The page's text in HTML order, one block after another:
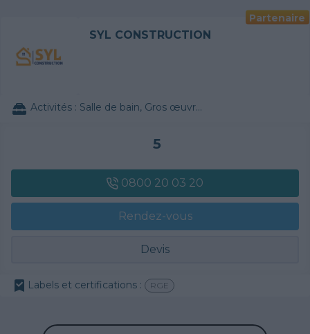
Partenaire
SYL CONSTRUCTION
Activités : Salle de bain, Gros œuvre, Architecte, Alarme, Isolation des combles aménageables, Décrassage / Démoussage de toiture, Cheminée, Terrassement, Plaque de plâtre, Plâtre traditionnel, Chauffage Fioul, Plancher chauffant, Bétons cirés, Rénovation plomberie
5
0800 20 03 20
Rendez-vous
Devis
Labels et certifications : RGE